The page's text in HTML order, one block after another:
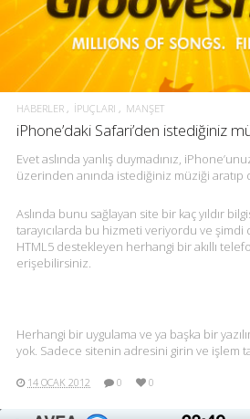
HABERLER İPUÇLARI MANŞET
iPhone’daki Safari’den istediğiniz
Evet aslında yanlış duymadınız,
üzerinden anında istediğiniz müziği aratıp
Aslında bunu sağlayan site bir kaç yıldır
tarayıcılarda bu hizmeti veriyordu ve şimdi
HTML5 destekleyen herhangi bir akıllı
erişebilirsiniz.
Herhangi bir uygulama ve ya başka bir
yok. Sadece sitenin adresini girin ve işlem
14 OCAK 2012 0 0